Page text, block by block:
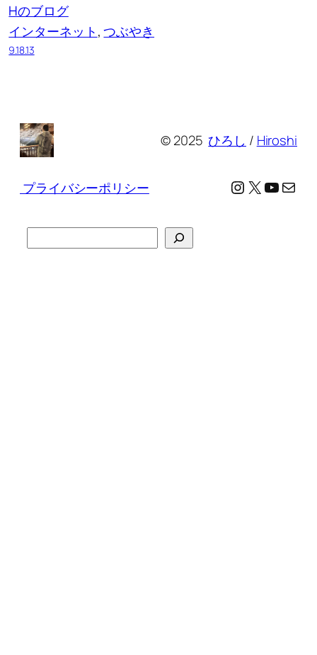
Hのブログ
インターネット, つぶやき
9.18.13
© 2025ひろし / Hiroshi
プライバシーポリシー Instagram
X メール
索